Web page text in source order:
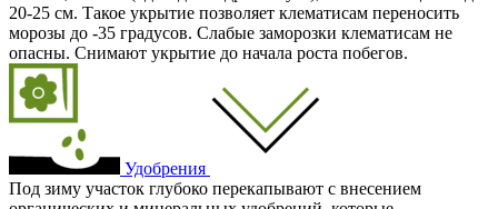
20-25 см. Такое укрытие позволяет клематисам переносить
морозы до -35 градусов. Слабые заморозки клематисам не
опасны. Снимают укрытие до начала роста побегов.
Удобрения
Под зиму участок глубоко перекапывают с внесением